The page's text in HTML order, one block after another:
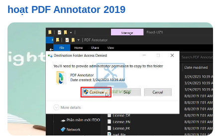
hoạt PDF Annotator 2019